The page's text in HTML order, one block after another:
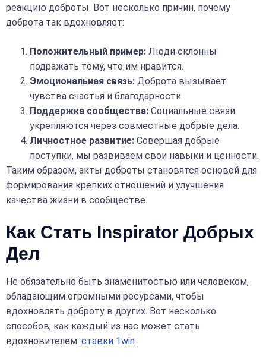
реакцию доброты. Вот несколько причин, почему
доброта так вдохновляет:
Положительный пример: Люди склонны
подражать тому, что им нравится.
Эмоциональная связь: Доброта вызывает
чувства счастья и благодарности.
Поддержка сообщества: Социальные связи
укрепляются через совместные добрые дела.
Личностное развитие: Совершая добрые
поступки, мы развиваем свои навыки и ценности.
Таким образом, акты доброты становятся основой для
формирования крепких отношений и улучшения
качества жизни в сообществе.
Как Стать Inspirator Добрых
Дел
Не обязательно быть знаменитостью или человеком,
обладающим огромными ресурсами, чтобы
вдохновлять доброту в других. Вот несколько
способов, как каждый из нас может стать
вдохновителем: ставки 1win